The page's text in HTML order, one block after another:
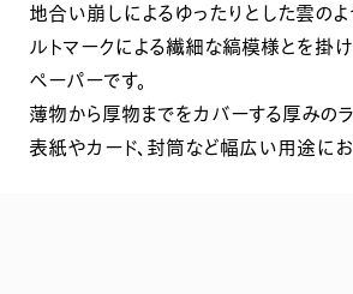
地合い崩しによるゆったりとした雲のよ
ルトマークによる繊細な縞模様とを掛
ペーパーです。
薄物から厚物までをカバーする厚みのラ
表紙やカード、封筒など幅広い用途に